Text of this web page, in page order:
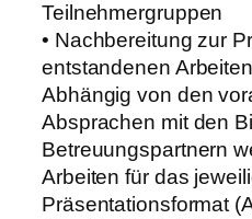
Teilnehmergruppen
• Nachbereitung zur
entstandenen Arbeiten
Abhängig von den
Absprachen mit den
Betreuungspartnern
Arbeiten für das
Präsentationsformat